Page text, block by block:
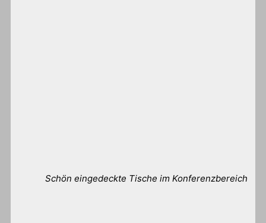
Schön eingedeckte Tische im Konferenzbereich